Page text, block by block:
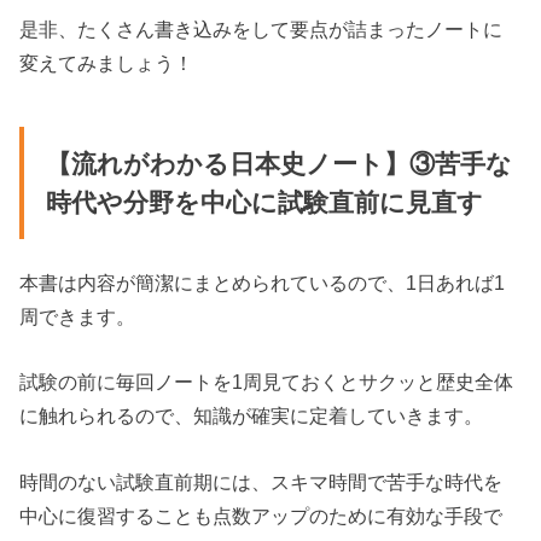
是非、たくさん書き込みをして要点が詰まったノートに
変えてみましょう！
【流れがわかる日本史ノート】③苦手な
時代や分野を中心に試験直前に見直す
本書は内容が簡潔にまとめられているので、1日あれば1
周できます。
試験の前に毎回ノートを1周見ておくとサクッと歴史全体
に触れられるので、知識が確実に定着していきます。
時間のない試験直前期には、スキマ時間で苦手な時代を
中心に復習することも点数アップのために有効な手段で